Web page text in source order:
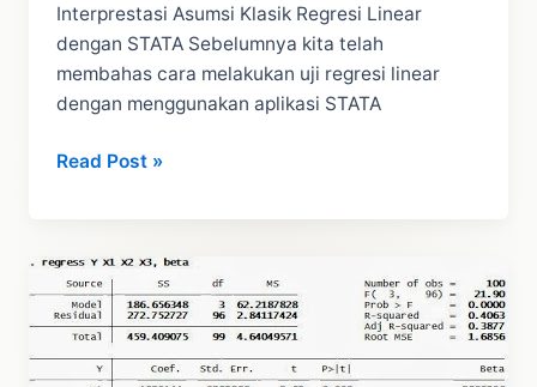
Interprestasi Asumsi Klasik Regresi Linear
dengan STATA Sebelumnya kita telah
membahas cara melakukan uji regresi linear
dengan menggunakan aplikasi STATA
Interprestasi
Linear
dengan
STATA
Read Post »